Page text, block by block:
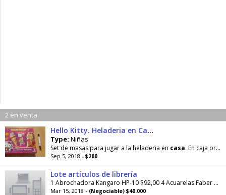
2 en venta
Hello Kitty. Heladeria en Casa de Masas!
Type: Niñas
Set de masas para jugar a la heladeria en casa. En caja original. No incluye las masas
Sep 5, 2018 - $200
Lote artículos de librería
1 Abrochadora Kangaro HP-10 $92,00 4 Acuarelas Faber x12 $184,00 8 Adhesivo en barra Pelikan 20gr $138,00 6 Adhesivo vinillico Color Model $13,80 2...
Mar 15, 2018 - (Negociable) $40.000